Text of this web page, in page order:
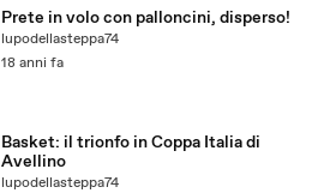
Prete in volo con palloncini, disperso!
lupodellasteppa74
18 anni fa
Basket: il trionfo in Coppa Italia di
Avellino
lupodellasteppa74